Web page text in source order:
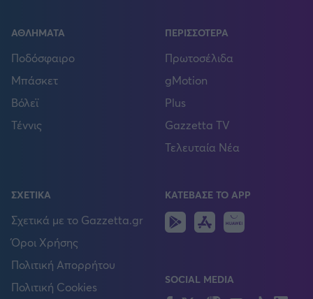
ΑΘΛΗΜΑΤΑ
Ποδόσφαιρο
Μπάσκετ
Βόλεϊ
Τέννις
ΠΕΡΙΣΣΟΤΕΡΑ
Πρωτοσέλιδα
gMotion
Plus
Gazzetta TV
Τελευταία Νέα
ΣΧΕΤΙΚΑ
Σχετικά με το Gazzetta.gr
Όροι Χρήσης
Πολιτική Απορρήτου
Πολιτική Cookies
ΚΑΤΕΒΑΣΕ ΤΟ APP
Android
IOS
SOCIAL MEDIA